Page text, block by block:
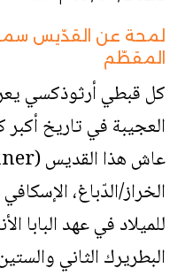
لمحة عن القدّيس
المقطّم
كل قبطي أرثوذكسي
العجيبة في تاريخ أكبر
الخراز/الدّباغ،
للميلاد في عهد البابا
البطريرك الثاني